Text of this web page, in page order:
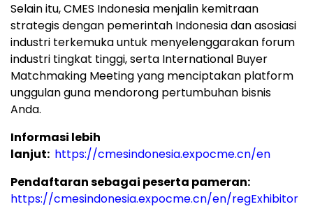
Selain itu, CMES Indonesia menjalin kemitraan
strategis dengan pemerintah Indonesia dan asosiasi
industri terkemuka untuk menyelenggarakan forum
industri tingkat tinggi, serta International Buyer
Matchmaking Meeting yang menciptakan platform
unggulan guna mendorong pertumbuhan bisnis
Anda.
Informasi lebih
lanjut: https://cmesindonesia.expocme.cn/en
Pendaftaransebagai peserta pameran:
https://cmesindonesia.expocme.cn/en/regExhibitor